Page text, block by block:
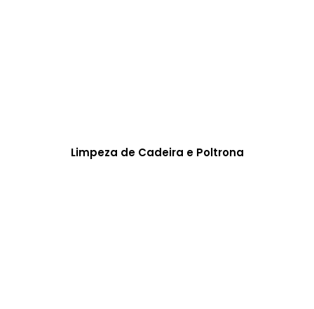
Limpeza de Cadeira e Poltrona